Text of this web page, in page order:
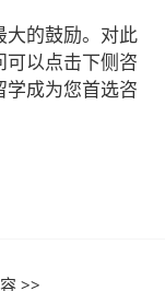
大的鼓励。对此
以点击下侧咨
成为您首选咨
>>